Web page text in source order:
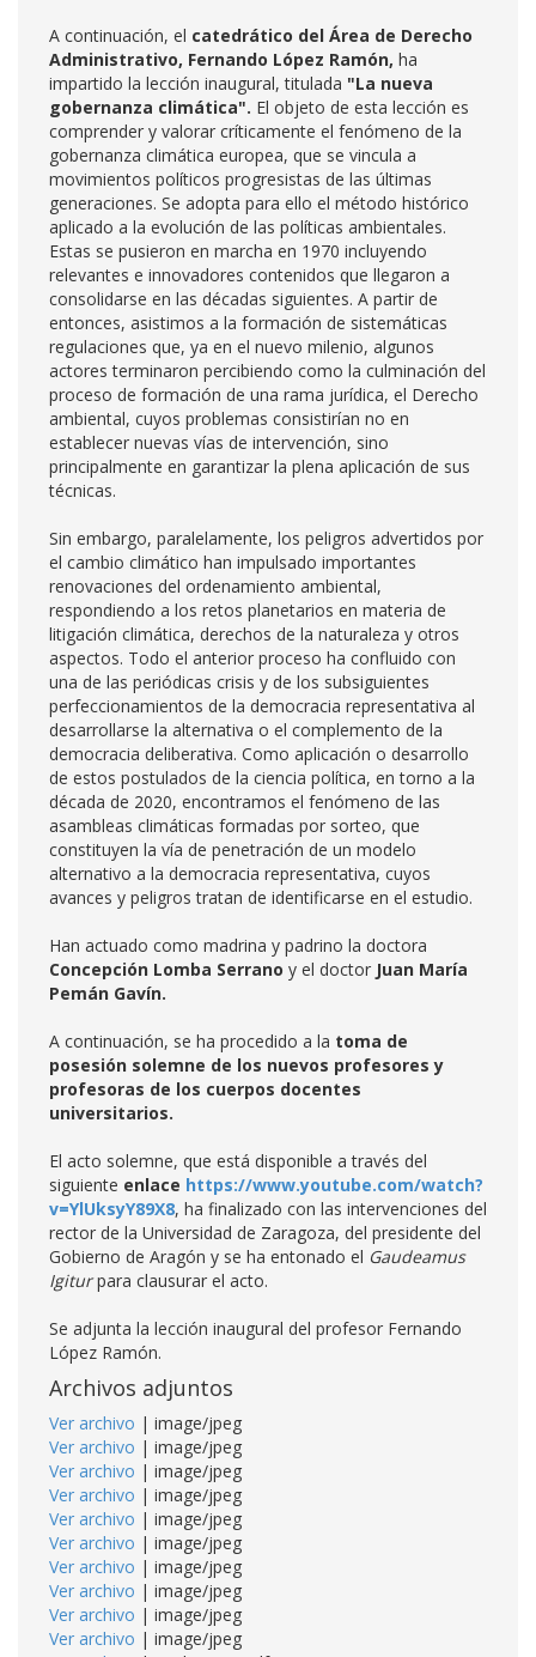
A continuación, el catedrático del Área de Derecho
Administrativo, Fernando López Ramón, ha
impartido la lección inaugural, titulada "La nueva
gobernanza climática". El objeto de esta lección es
comprender y valorar críticamente el fenómeno de la
gobernanza climática europea, que se vincula a
movimientos políticos progresistas de las últimas
generaciones. Se adopta para ello el método histórico
aplicado a la evolución de las políticas ambientales.
Estas se pusieron en marcha en 1970 incluyendo
relevantes e innovadores contenidos que llegaron a
consolidarse en las décadas siguientes. A partir de
entonces, asistimos a la formación de sistemáticas
regulaciones que, ya en el nuevo milenio, algunos
actores terminaron percibiendo como la culminación del
proceso de formación de una rama jurídica, el Derecho
ambiental, cuyos problemas consistirían no en
establecer nuevas vías de intervención, sino
principalmente en garantizar la plena aplicación de sus
técnicas.
Sin embargo, paralelamente, los peligros advertidos por
el cambio climático han impulsado importantes
renovaciones del ordenamiento ambiental,
respondiendo a los retos planetarios en materia de
litigación climática, derechos de la naturaleza y otros
aspectos. Todo el anterior proceso ha confluido con
una de las periódicas crisis y de los subsiguientes
perfeccionamientos de la democracia representativa al
desarrollarse la alternativa o el complemento de la
democracia deliberativa. Como aplicación o desarrollo
de estos postulados de la ciencia política, en torno a la
década de 2020, encontramos el fenómeno de las
asambleas climáticas formadas por sorteo, que
constituyen la vía de penetración de un modelo
alternativo a la democracia representativa, cuyos
avances y peligros tratan de identificarse en el estudio.
Han actuado como madrina y padrino la doctora
Concepción Lomba Serrano y el doctor Juan María
Pemán Gavín.
A continuación, se ha procedido a la toma de
posesión solemne de los nuevos profesores y
profesoras de los cuerpos docentes
universitarios.
El acto solemne, que está disponible a través del
siguiente enlace https://www.youtube.com/watch?
v=YlUksyY89X8, ha finalizado con las intervenciones del
rector de la Universidad de Zaragoza, del presidente del
Gobierno de Aragón y se ha entonado el Gaudeamus
Igiturpara clausurar el acto.
Se adjunta la lección inaugural del profesor Fernando
López Ramón.
Archivos adjuntos
Ver archivo | image/jpeg
Ver archivo | image/jpeg
Ver archivo | image/jpeg
Ver archivo | image/jpeg
Ver archivo | image/jpeg
Ver archivo | image/jpeg
Ver archivo | image/jpeg
Ver archivo | image/jpeg
Ver archivo | image/jpeg
Ver archivo | image/jpeg